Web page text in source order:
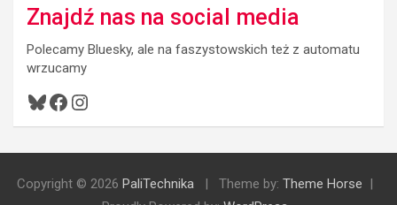
h
Znajdź nas na social media
Polecamy Bluesky, ale na faszystowskich też z automatu
wrzucamy
Bluesky
Facebook
Instagram
Copyright © 2026 PaliTechnika Theme by: Theme Horse